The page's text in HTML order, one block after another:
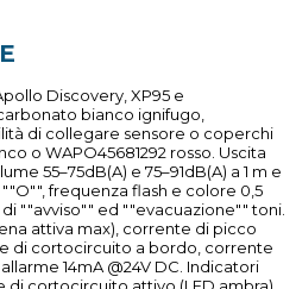
Discovery, XP95 e
bianco ignifugo,
di collegare sensore o coperchi
o WAPO45681292 rosso. Uscita
55–75dB(A) e 75–91dB(A) a 1 m e
frequenza flash e colore 0,5
""avviso"" ed ""evacuazione"" toni.
attiva max), corrente di picco
di cortocircuito a bordo, corrente
14mA @24V DC. Indicatori